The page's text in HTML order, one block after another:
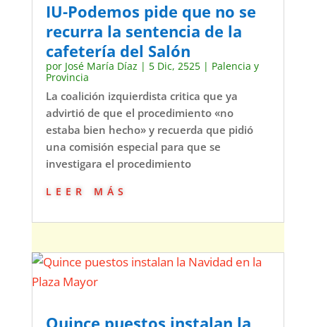
IU-Podemos pide que no se
recurra la sentencia de la
cafetería del Salón
por José María Díaz | 5 Dic, 2525| Palencia y
Provincia
La coalición izquierdista critica que ya
advirtió de que el procedimiento «no
estaba bien hecho» y recuerda que pidió
una comisión especial para que se
investigara el procedimiento
leer más
Quince puestos instalan la